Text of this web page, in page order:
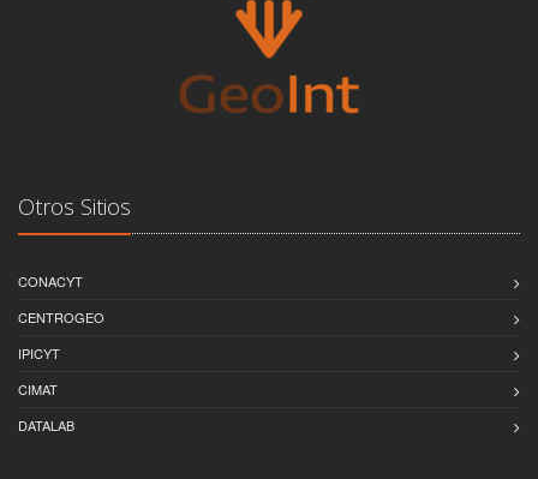
Otros Sitios
CONACYT
CENTROGEO
IPICYT
CIMAT
DATALAB